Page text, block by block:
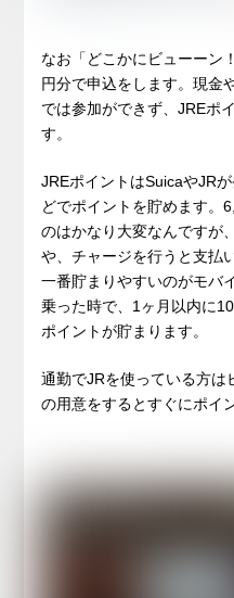
なお「どこかにビューーン
円分で申込をします。現金
では参加ができず、JREポ
す。
JREポイントはSuicaやJR
どでポイントを貯めます。
のはかなり大変なんですが
や、チャージを行うと支払
一番貯まりやすいのがモバ
乗った時で、1ヶ月以内に
ポイントが貯まります。
通勤でJRを使っている方は
の用意をするとすぐにポイ